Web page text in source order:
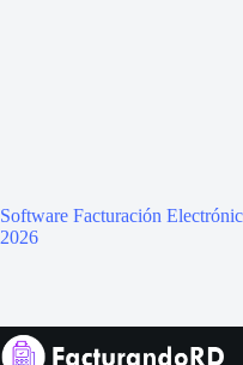
Software Facturación
2026